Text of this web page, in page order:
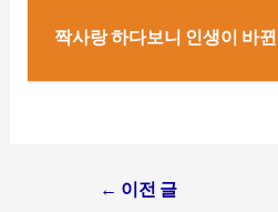
짝사랑 하다보니 인생이 바
Post
← 이전 글